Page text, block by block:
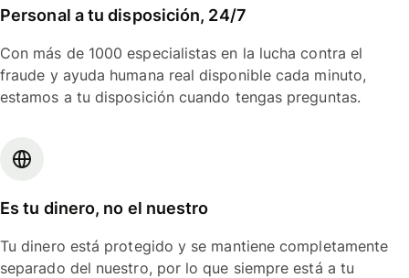
Personal a tu disposición, 24/7
Con más de 1000 especialistas en la lucha contra el
fraude y ayuda humana real disponible cada minuto,
estamos a tu disposición cuando tengas preguntas.
Es tu dinero, no el nuestro
Tu dinero está protegido y se mantiene completamente
separado del nuestro, por lo que siempre está a tu